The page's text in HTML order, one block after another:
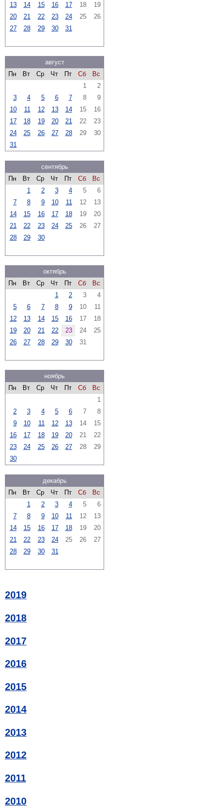
13
14 15 16 17 18
19
20
21 22 23 24 25
26
27
28 29 30 31
август
Пн
Вт Ср Чт Пт Сб
Вс
1
2
3
4 5 6 7 8
9
10
11 12 13 14 15
16
17
18 19 20 21 22
23
24
25 26 27 28 29
30
31
сентябрь
Пн
Вт Ср Чт Пт Сб
Вс
1
2 3 4 5
6
7
8 9 10 11 12
13
14
15 16 17 18 19
20
21
22 23 24 25 26
27
28
29 30
октябрь
Пн
Вт Ср Чт Пт Сб
Вс
1
2 3
4
5
6 7 8 9 10
11
12
13 14 15 16 17
18
19
20 21 22 23 24
25
26
27 28 29 30 31
ноябрь
Пн
Вт Ср Чт Пт Сб
Вс
1
2
3 4 5 6 7
8
9
10 11 12 13 14
15
16
17 18 19 20 21
22
23
24 25 26 27 28
29
30
декабрь
Пн
Вт Ср Чт Пт Сб
Вс
1
2 3 4 5
6
7
8 9 10 11 12
13
14
15 16 17 18 19
20
21
22 23 24 25 26
27
28
29 30 31
2019
2018
2017
2016
2015
2014
2013
2012
2011
2010